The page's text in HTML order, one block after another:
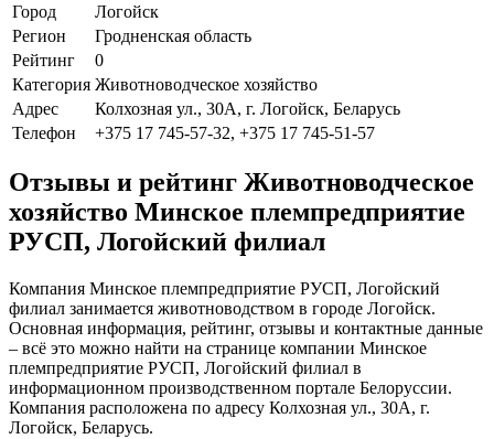
Город
Логойск
Регион
Гродненская область
Рейтинг
0
Категория Животноводческое хозяйство
Адрес
Колхозная ул., 30А, г. Логойск, Беларусь
Телефон
+375 17 745-57-32, +375 17 745-51-57
Отзывы и рейтинг Животноводческое
хозяйство Минское племпредприятие
РУСП, Логойский филиал
Компания Минское племпредприятие РУСП, Логойский
филиал занимается животноводством в городе Логойск.
Основная информация, рейтинг, отзывы и контактные данные
– всё это можно найти на странице компании Минское
племпредприятие РУСП, Логойский филиал в
информационном производственном портале Белоруссии.
Компания расположена по адресу Колхозная ул., 30А, г.
Логойск, Беларусь.